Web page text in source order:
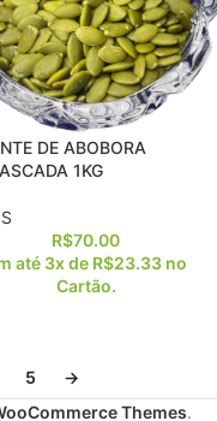
DE ABOBORA
1KG
R$70.00
até 3x de R$23.33 no
Cartão.
5
→
Themes.